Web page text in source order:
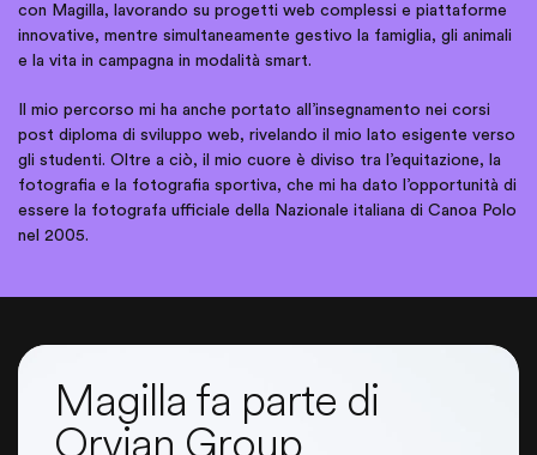
con Magilla, lavorando su progetti web complessi e piattaforme
innovative, mentre simultaneamente gestivo la famiglia, gli animali
e la vita in campagna in modalità smart.
Il mio percorso mi ha anche portato all’insegnamento nei corsi
post diploma di sviluppo web, rivelando il mio lato esigente verso
gli studenti. Oltre a ciò, il mio cuore è diviso tra l’equitazione, la
fotografia e la fotografia sportiva, che mi ha dato l’opportunità di
essere la fotografa ufficiale della Nazionale italiana di Canoa Polo
nel 2005.
Magilla fa parte di